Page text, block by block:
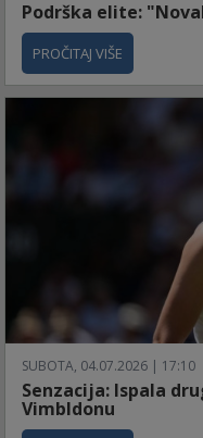
Podrška elite:
PROČITAJ VIŠE
SUBOTA, 04.07.2026 | 17:10
Senzacija: Ispala
Vimbldonu